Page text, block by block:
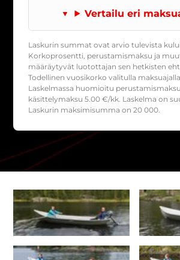
Vertailu eri
Laskurin summat ovat arvio tulevista
Korkoprosentti, perustamismaksu ja
määräytyvät luotottajan sen hetkisten
Todellinen vuosikorko valitulla
Laskelmassa huomioitu
käsittelymaksu5.00 €/kk. Laskelma on
Laskurin maksimisumma on 20 000.